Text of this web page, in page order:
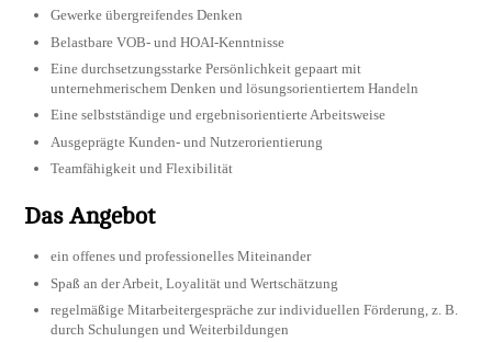
Gewerke übergreifendes Denken
Belastbare VOB- und HOAI-Kenntnisse
Eine durchsetzungsstarke Persönlichkeit gepaart mit
unternehmerischem Denken und lösungsorientiertem Handeln
Eine selbstständige und ergebnisorientierte Arbeitsweise
Ausgeprägte Kunden- und Nutzerorientierung
Teamfähigkeit und Flexibilität
Das Angebot
ein offenes und professionelles Miteinander
Spaß an der Arbeit, Loyalität und Wertschätzung
regelmäßige Mitarbeitergespräche zur individuellen Förderung, z. B.
durch Schulungen und Weiterbildungen